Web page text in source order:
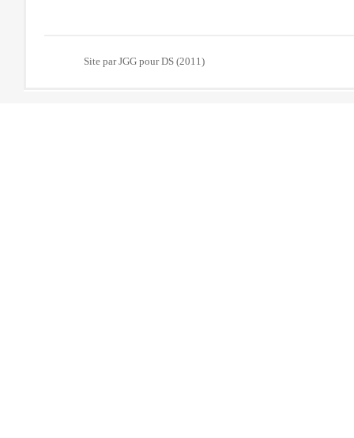
Site par JGG pour DS (2011)